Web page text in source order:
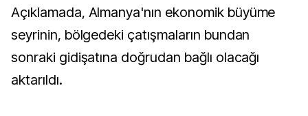
Açıklamada, Almanya'nın ekonomik büyüme
seyrinin, bölgedeki çatışmaların bundan
sonraki gidişatına doğrudan bağlı olacağı
aktarıldı.